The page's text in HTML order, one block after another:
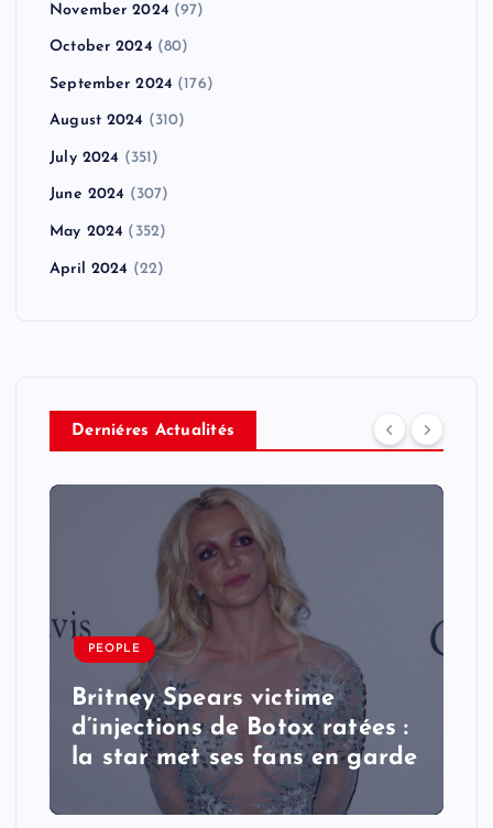
November 2024 (97)
October 2024 (80)
September 2024 (176)
August 2024 (310)
July 2024 (351)
June 2024 (307)
May 2024 (352)
April 2024 (22)
Derniéres Actualités
PEOPLE
Britney Spears victime
d’injections de Botox ratées :
la star met ses fans en garde